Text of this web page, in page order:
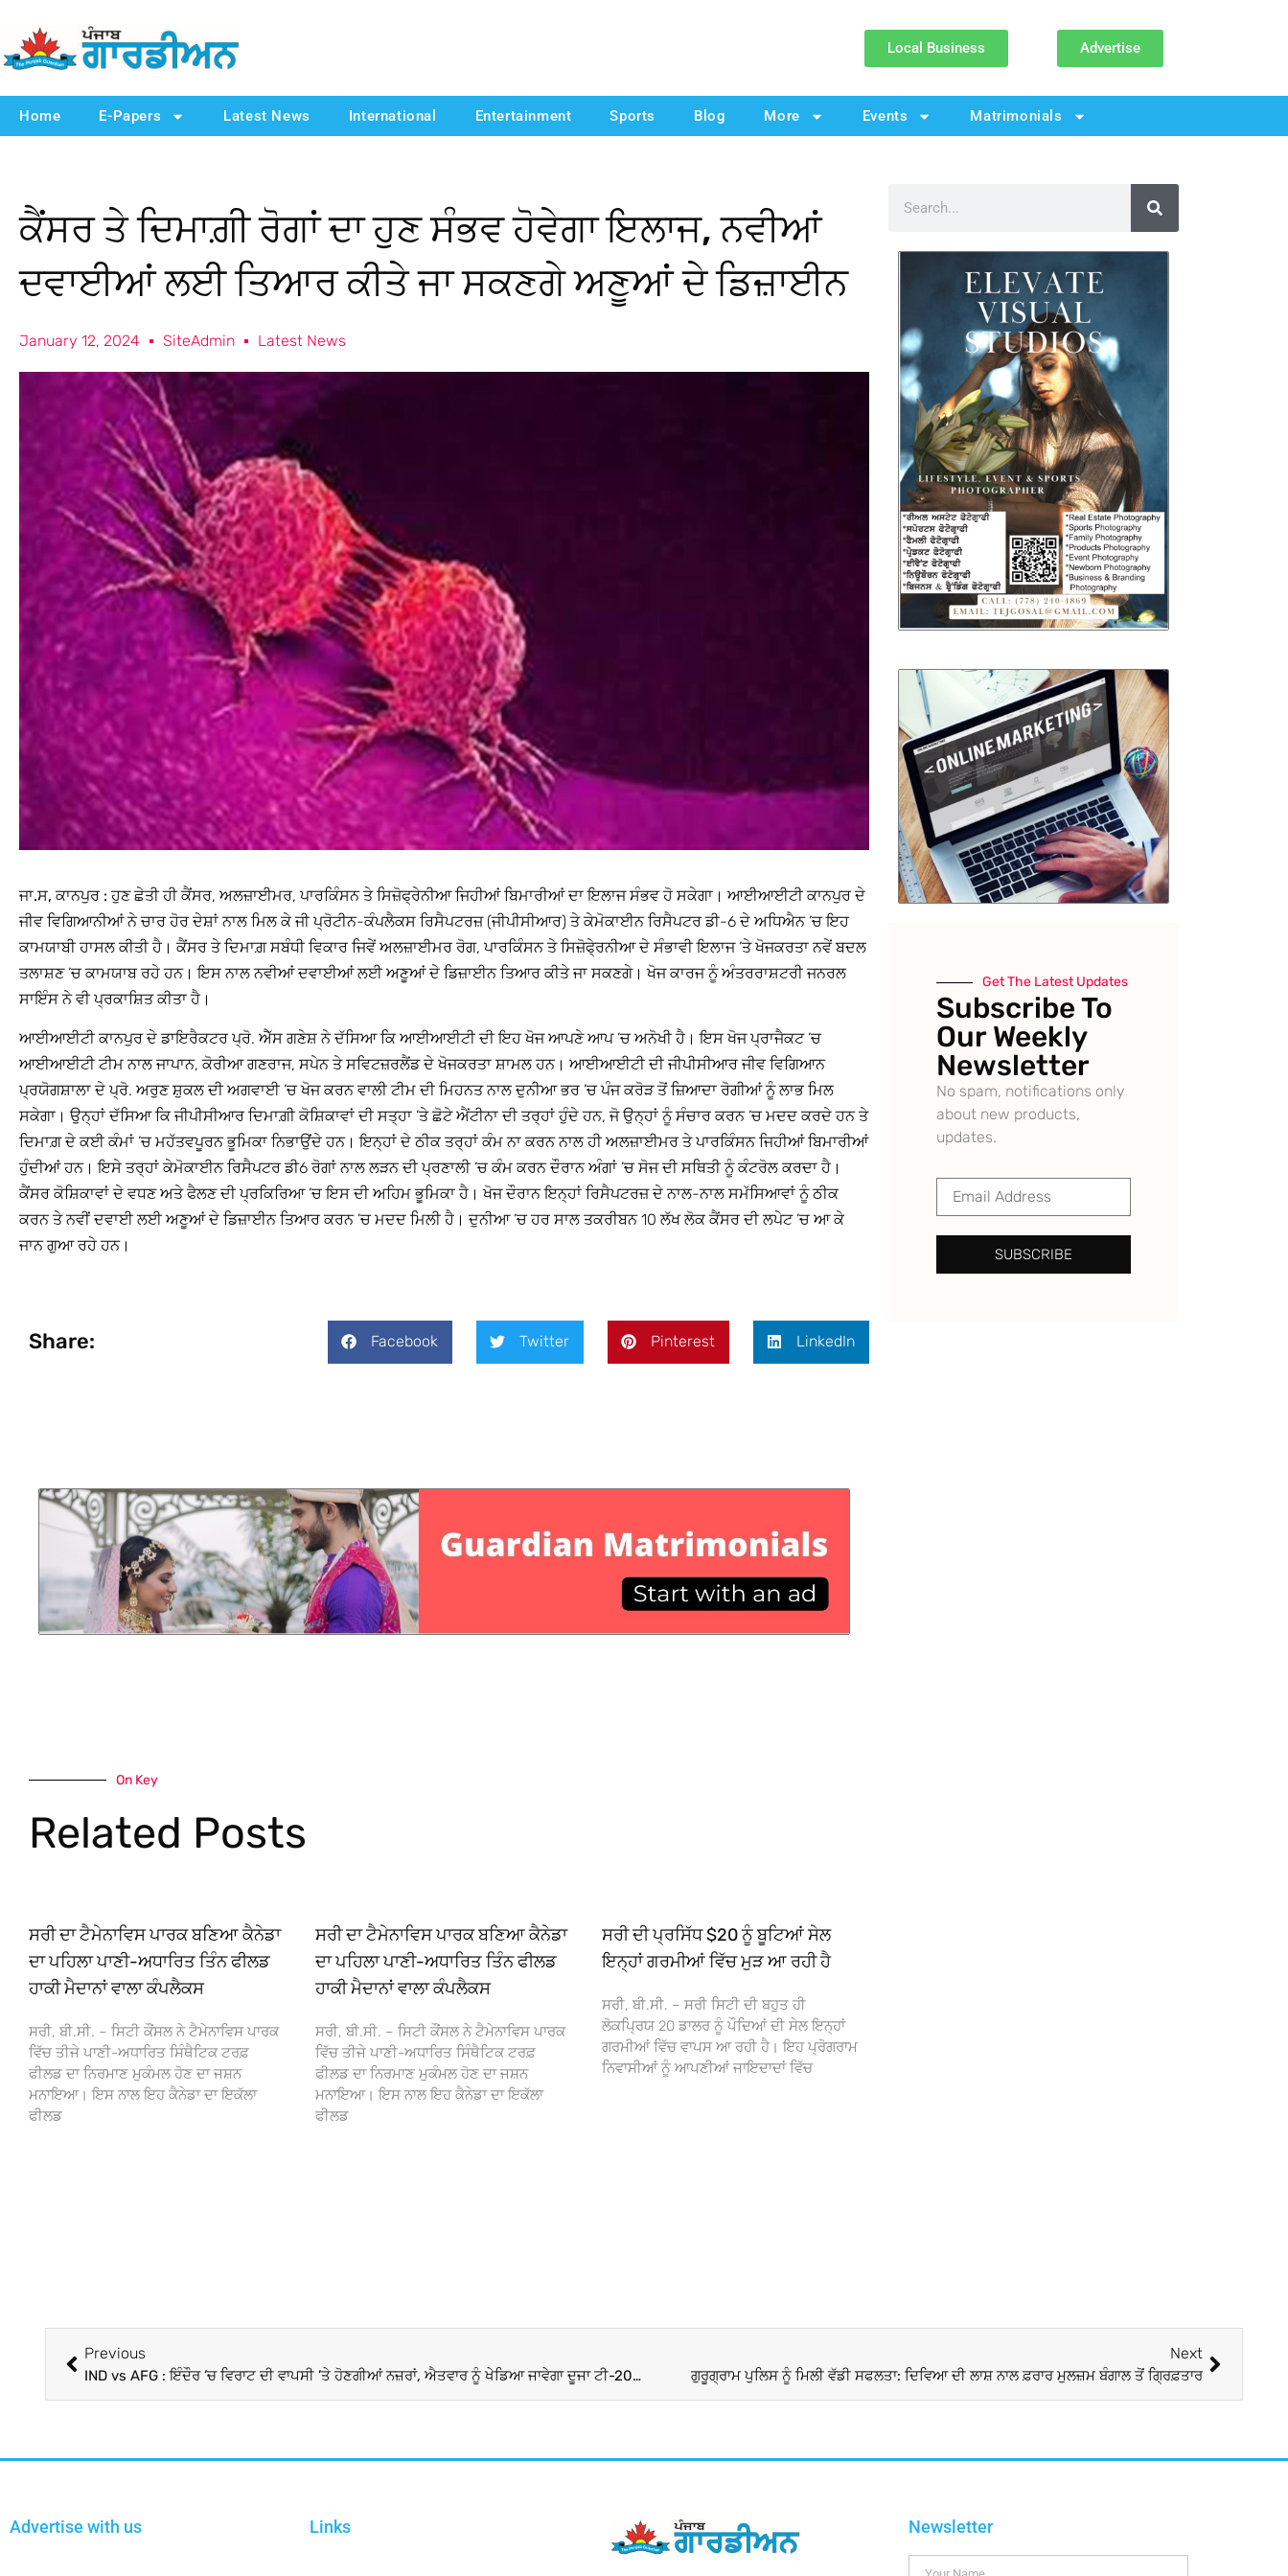
Local Business Advertise
Home E-Papers Latest News International Entertainment Sports Blog More Events Matrimonials
ਕੈਂਸਰ ਤੇ ਦਿਮਾਗ਼ੀ ਰੋਗਾਂ ਦਾ ਹੁਣ ਸੰਭਵ ਹੋਵੇਗਾ ਇਲਾਜ, ਨਵੀਆਂ
ਦਵਾਈਆਂ ਲਈ ਤਿਆਰ ਕੀਤੇ ਜਾ ਸਕਣਗੇ ਅਣੂਆਂ ਦੇ ਡਿਜ਼ਾਈਨ
January 12, 2024 SiteAdmin Latest News
ਜਾ.ਸ, ਕਾਨਪੁਰ : ਹੁਣ ਛੇਤੀ ਹੀ ਕੈਂਸਰ, ਅਲਜ਼ਾਈਮਰ, ਪਾਰਕਿੰਸਨ ਤੇ ਸਿਜ਼ੋਫ੍ਰੇਨੀਆ ਜਿਹੀਆਂ ਬਿਮਾਰੀਆਂ ਦਾ ਇਲਾਜ ਸੰਭਵ ਹੋ ਸਕੇਗਾ। ਆਈਆਈਟੀ ਕਾਨਪੁਰ ਦੇ
ਜੀਵ ਵਿਗਿਆਨੀਆਂ ਨੇ ਚਾਰ ਹੋਰ ਦੇਸ਼ਾਂ ਨਾਲ ਮਿਲ ਕੇ ਜੀ ਪ੍ਰੋਟੀਨ-ਕੰਪਲੈਕਸ ਰਿਸੈਪਟਰਜ਼ (ਜੀਪੀਸੀਆਰ) ਤੇ ਕੇਮੋਕਾਈਨ ਰਿਸੈਪਟਰ ਡੀ-6 ਦੇ ਅਧਿਐਨ ’ਚ ਇਹ
ਕਾਮਯਾਬੀ ਹਾਸਲ ਕੀਤੀ ਹੈ। ਕੈਂਸਰ ਤੇ ਦਿਮਾਗ਼ ਸਬੰਧੀ ਵਿਕਾਰ ਜਿਵੇਂ ਅਲਜ਼ਾਈਮਰ ਰੋਗ, ਪਾਰਕਿੰਸਨ ਤੇ ਸਿਜ਼ੋਫੇ੍ਰਨੀਆ ਦੇ ਸੰਭਾਵੀ ਇਲਾਜ ’ਤੇ ਖੋਜਕਰਤਾ ਨਵੇਂ ਬਦਲ
ਤਲਾਸ਼ਣ ’ਚ ਕਾਮਯਾਬ ਰਹੇ ਹਨ। ਇਸ ਨਾਲ ਨਵੀਆਂ ਦਵਾਈਆਂ ਲਈ ਅਣੂਆਂ ਦੇ ਡਿਜ਼ਾਈਨ ਤਿਆਰ ਕੀਤੇ ਜਾ ਸਕਣਗੇ। ਖੋਜ ਕਾਰਜ ਨੂੰ ਅੰਤਰਰਾਸ਼ਟਰੀ ਜਨਰਲ
ਸਾਇੰਸ ਨੇ ਵੀ ਪ੍ਰਕਾਸ਼ਿਤ ਕੀਤਾ ਹੈ।
ਆਈਆਈਟੀ ਕਾਨਪੁਰ ਦੇ ਡਾਇਰੈਕਟਰ ਪ੍ਰੋ. ਐੱਸ ਗਣੇਸ਼ ਨੇ ਦੱਸਿਆ ਕਿ ਆਈਆਈਟੀ ਦੀ ਇਹ ਖੋਜ ਆਪਣੇ ਆਪ ’ਚ ਅਨੋਖੀ ਹੈ। ਇਸ ਖੋਜ ਪ੍ਰਾਜੈਕਟ ’ਚ
ਆਈਆਈਟੀ ਟੀਮ ਨਾਲ ਜਾਪਾਨ, ਕੋਰੀਆ ਗਣਰਾਜ, ਸਪੇਨ ਤੇ ਸਵਿਟਜ਼ਰਲੈਂਡ ਦੇ ਖੋਜਕਰਤਾ ਸ਼ਾਮਲ ਹਨ। ਆਈਆਈਟੀ ਦੀ ਜੀਪੀਸੀਆਰ ਜੀਵ ਵਿਗਿਆਨ
ਪ੍ਰਯੋਗਸ਼ਾਲਾ ਦੇ ਪ੍ਰੋ. ਅਰੁਣ ਸ਼ੁਕਲ ਦੀ ਅਗਵਾਈ ’ਚ ਖੋਜ ਕਰਨ ਵਾਲੀ ਟੀਮ ਦੀ ਮਿਹਨਤ ਨਾਲ ਦੁਨੀਆ ਭਰ ’ਚ ਪੰਜ ਕਰੋੜ ਤੋਂ ਜ਼ਿਆਦਾ ਰੋਗੀਆਂ ਨੂੰ ਲਾਭ ਮਿਲ
ਸਕੇਗਾ। ਉਨ੍ਹਾਂ ਦੱਸਿਆ ਕਿ ਜੀਪੀਸੀਆਰ ਦਿਮਾਗ਼ੀ ਕੋਸ਼ਿਕਾਵਾਂ ਦੀ ਸਤ੍ਹਾ ’ਤੇ ਛੋਟੇ ਐਂਟੀਨਾ ਦੀ ਤਰ੍ਹਾਂ ਹੁੰਦੇ ਹਨ, ਜੋ ਉਨ੍ਹਾਂ ਨੂੰ ਸੰਚਾਰ ਕਰਨ ’ਚ ਮਦਦ ਕਰਦੇ ਹਨ ਤੇ
ਦਿਮਾਗ਼ ਦੇ ਕਈ ਕੰਮਾਂ ’ਚ ਮਹੱਤਵਪੂਰਨ ਭੂਮਿਕਾ ਨਿਭਾਉਂਦੇ ਹਨ। ਇਨ੍ਹਾਂ ਦੇ ਠੀਕ ਤਰ੍ਹਾਂ ਕੰਮ ਨਾ ਕਰਨ ਨਾਲ ਹੀ ਅਲਜ਼ਾਈਮਰ ਤੇ ਪਾਰਕਿੰਸਨ ਜਿਹੀਆਂ ਬਿਮਾਰੀਆਂ
ਹੁੰਦੀਆਂ ਹਨ। ਇਸੇ ਤਰ੍ਹਾਂ ਕੇਮੋਕਾਈਨ ਰਿਸੈਪਟਰ ਡੀ6 ਰੋਗਾਂ ਨਾਲ ਲੜਨ ਦੀ ਪ੍ਰਣਾਲੀ ’ਚ ਕੰਮ ਕਰਨ ਦੌਰਾਨ ਅੰਗਾਂ ’ਚ ਸੋਜ ਦੀ ਸਥਿਤੀ ਨੂੰ ਕੰਟਰੋਲ ਕਰਦਾ ਹੈ।
ਕੈਂਸਰ ਕੋਸ਼ਿਕਾਵਾਂ ਦੇ ਵਧਣ ਅਤੇ ਫੈਲਣ ਦੀ ਪ੍ਰਕਿਰਿਆ ’ਚ ਇਸ ਦੀ ਅਹਿਮ ਭੂਮਿਕਾ ਹੈ। ਖੋਜ ਦੌਰਾਨ ਇਨ੍ਹਾਂ ਰਿਸੈਪਟਰਜ਼ ਦੇ ਨਾਲ-ਨਾਲ ਸਮੱਸਿਆਵਾਂ ਨੂੰ ਠੀਕ
ਕਰਨ ਤੇ ਨਵੀਂ ਦਵਾਈ ਲਈ ਅਣੂਆਂ ਦੇ ਡਿਜ਼ਾਈਨ ਤਿਆਰ ਕਰਨ ’ਚ ਮਦਦ ਮਿਲੀ ਹੈ। ਦੁਨੀਆ ’ਚ ਹਰ ਸਾਲ ਤਕਰੀਬਨ 10 ਲੱਖ ਲੋਕ ਕੈਂਸਰ ਦੀ ਲਪੇਟ ’ਚ ਆ ਕੇ
ਜਾਨ ਗੁਆ ਰਹੇ ਹਨ।
Share: Facebook Twitter Pinterest LinkedIn
On Key
Related Posts
ਸਰੀ ਦਾ ਟੈਮੇਨਾਵਿਸ ਪਾਰਕ ਬਣਿਆ ਕੈਨੇਡਾ
ਦਾ ਪਹਿਲਾ ਪਾਣੀ-ਅਧਾਰਿਤ ਤਿੰਨ ਫੀਲਡ
ਹਾਕੀ ਮੈਦਾਨਾਂ ਵਾਲਾ ਕੰਪਲੈਕਸ
ਸਰੀ, ਬੀ.ਸੀ. – ਸਿਟੀ ਕੌਂਸਲ ਨੇ ਟੈਮੇਨਾਵਿਸ ਪਾਰਕ
ਵਿੱਚ ਤੀਜੇ ਪਾਣੀ-ਅਧਾਰਿਤ ਸਿੰਥੈਟਿਕ ਟਰਫ਼
ਫੀਲਡ ਦਾ ਨਿਰਮਾਣ ਮੁਕੰਮਲ ਹੋਣ ਦਾ ਜਸ਼ਨ
ਮਨਾਇਆ। ਇਸ ਨਾਲ ਇਹ ਕੈਨੇਡਾ ਦਾ ਇਕੱਲਾ
ਫੀਲਡ
ਸਰੀ ਦਾ ਟੈਮੇਨਾਵਿਸ ਪਾਰਕ ਬਣਿਆ ਕੈਨੇਡਾ
ਦਾ ਪਹਿਲਾ ਪਾਣੀ-ਅਧਾਰਿਤ ਤਿੰਨ ਫੀਲਡ
ਹਾਕੀ ਮੈਦਾਨਾਂ ਵਾਲਾ ਕੰਪਲੈਕਸ
ਸਰੀ, ਬੀ.ਸੀ. – ਸਿਟੀ ਕੌਂਸਲ ਨੇ ਟੈਮੇਨਾਵਿਸ ਪਾਰਕ
ਵਿੱਚ ਤੀਜੇ ਪਾਣੀ-ਅਧਾਰਿਤ ਸਿੰਥੈਟਿਕ ਟਰਫ਼
ਫੀਲਡ ਦਾ ਨਿਰਮਾਣ ਮੁਕੰਮਲ ਹੋਣ ਦਾ ਜਸ਼ਨ
ਮਨਾਇਆ। ਇਸ ਨਾਲ ਇਹ ਕੈਨੇਡਾ ਦਾ ਇਕੱਲਾ
ਫੀਲਡ
ਸਰੀ ਦੀ ਪ੍ਰਸਿੱਧ $20 ਨੂੰ ਬੂਟਿਆਂ ਸੇਲ
ਇਨ੍ਹਾਂ ਗਰਮੀਆਂ ਵਿੱਚ ਮੁੜ ਆ ਰਹੀ ਹੈ
ਸਰੀ, ਬੀ.ਸੀ. – ਸਰੀ ਸਿਟੀ ਦੀ ਬਹੁਤ ਹੀ
ਲੋਕਪ੍ਰਿਯ 20 ਡਾਲਰ ਨੂੰ ਪੌਦਿਆਂ ਦੀ ਸੇਲ ਇਨ੍ਹਾਂ
ਗਰਮੀਆਂ ਵਿੱਚ ਵਾਪਸ ਆ ਰਹੀ ਹੈ। ਇਹ ਪ੍ਰੋਗਰਾਮ
ਨਿਵਾਸੀਆਂ ਨੂੰ ਆਪਣੀਆਂ ਜਾਇਦਾਦਾਂ ਵਿੱਚ
Get The Latest Updates
Subscribe To
Our Weekly
Newsletter
No spam, notifications only
about new products,
updates.
SUBSCRIBE
Previous
IND vs AFG : ਇੰਦੌਰ ’ਚ ਵਿਰਾਟ ਦੀ ਵਾਪਸੀ ’ਤੇ ਹੋਣਗੀਆਂ ਨਜ਼ਰਾਂ, ਐਤਵਾਰ ਨੂੰ ਖੇਡਿਆ ਜਾਵੇਗਾ ਦੂਜਾ ਟੀ-20 ਮੁਕਾਬਲਾ
Next
ਗੁਰੂਗ੍ਰਾਮ ਪੁਲਿਸ ਨੂੰ ਮਿਲੀ ਵੱਡੀ ਸਫਲਤਾ: ਦਿਵਿਆ ਦੀ ਲਾਸ਼ ਨਾਲ ਫ਼ਰਾਰ ਮੁਲਜ਼ਮ ਬੰਗਾਲ ਤੋਂ ਗ੍ਰਿਫ਼ਤਾਰ
Advertise with us Links Newsletter